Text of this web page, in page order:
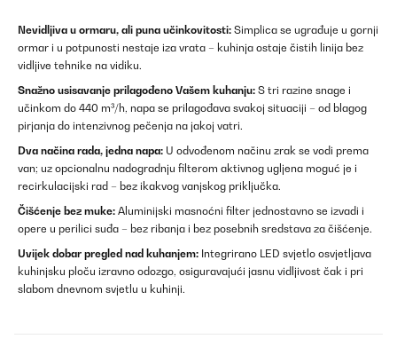
Nevidljiva u ormaru, ali puna učinkovitosti: Simplica se ugrađuje u gornji
ormar i u potpunosti nestaje iza vrata – kuhinja ostaje čistih linija bez
vidljive tehnike na vidiku.
Snažno usisavanje prilagođeno Vašem kuhanju: S tri razine snage i
učinkom do 440 m³/h, napa se prilagođava svakoj situaciji – od blagog
pirjanja do intenzivnog pečenja na jakoj vatri.
Dva načina rada, jedna napa: U odvođenom načinu zrak se vodi prema
van; uz opcionalnu nadogradnju filterom aktivnog ugljena moguć je i
recirkulacijski rad – bez ikakvog vanjskog priključka.
Čišćenje bez muke: Aluminijski masnoćni filter jednostavno se izvadi i
opere u perilici suđa – bez ribanja i bez posebnih sredstava za čišćenje.
Uvijek dobar pregled nad kuhanjem: Integrirano LED svjetlo osvjetljava
kuhinjsku ploču izravno odozgo, osiguravajući jasnu vidljivost čak i pri
slabom dnevnom svjetlu u kuhinji.